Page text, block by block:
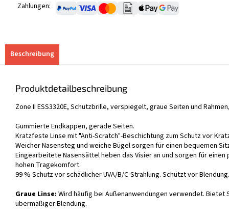
Zahlungen:
Beschreibung
Produktdetailbeschreibung
Zone II ESS3320E, Schutzbrille, verspiegelt, graue Seiten und
Gummierte Endkappen, gerade Seiten.
Kratzfeste Linse mit "Anti-Scratch"-Beschichtung zum Schutz vor
Weicher Nasensteg und weiche Bügel sorgen für einen bequemen
Eingearbeitete Nasensättel heben das Visier an und sorgen für
hohen Tragekomfort.
99 % Schutz vor schädlicher UVA/B/C-Strahlung. Schützt vor Blendung.
Graue Linse: Wird häufig bei Außenanwendungen verwendet. Bietet
übermäßiger Blendung.